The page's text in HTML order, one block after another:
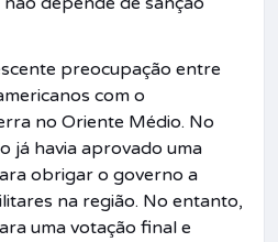
preocupação entre
com o
no Oriente Médio. No
já havia aprovado uma
obrigar o governo a
na região. No entanto,
uma votação final e